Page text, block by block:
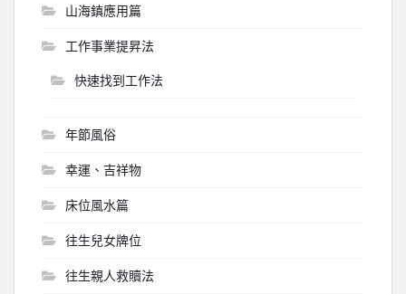
山海鎮應用篇
工作事業提昇法
快速找到工作法
年節風俗
幸運、吉祥物
床位風水篇
往生兒女牌位
往生親人救贖法